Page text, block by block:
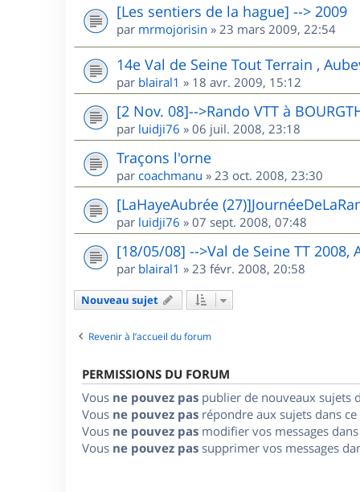
[Les sentiers de la hague] --> 2009
par mrmojorisin » 23 mars 2009, 22:54
14e Val de Seine Tout Terrain ,
par blairal1 » 18 avr. 2009, 15:12
[2 Nov. 08]-->Rando VTT à
par luidji76 » 06 juil. 2008, 23:18
Traçons l'orne
par coachmanu » 23 oct. 2008, 23:30
[LaHayeAubrée
par luidji76 » 07 sept. 2008, 07:48
[18/05/08] -->Val de Seine TT 2008,
par blairal1 » 23 févr. 2008, 20:58
Nouveau sujet
Revenir à l’accueil du forum
PERMISSIONS DU FORUM
Vous ne pouvez pas publier de nouveaux sujets
Vous ne pouvez pas répondre aux sujets dans
Vous ne pouvez pas modifier vos messages
Vous ne pouvez pas supprimer vos messages